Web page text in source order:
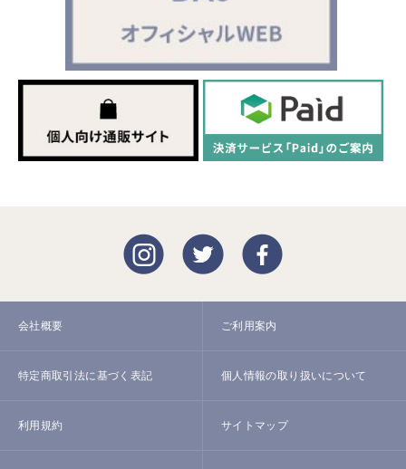
会社概要 ご利用案内
特定商取引法に基づく表記 個人情報の取り扱いについて
利用規約 サイトマップ